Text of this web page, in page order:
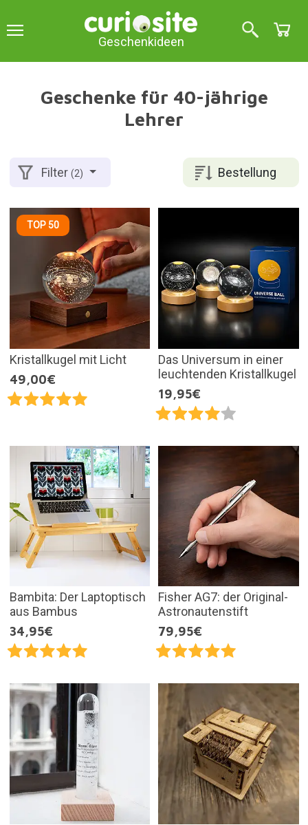
Geschenkideen
Geschenke für 40-jährige
Lehrer
Bestellung
Filter(2)
TOP 50
Kristallkugel mit Licht
49,00€
Das Universum in einer
leuchtenden Kristallkugel
19,95€
Bambita: Der Laptoptisch
aus Bambus
34,95€
Fisher AG7: der Original-
Astronautenstift
79,95€